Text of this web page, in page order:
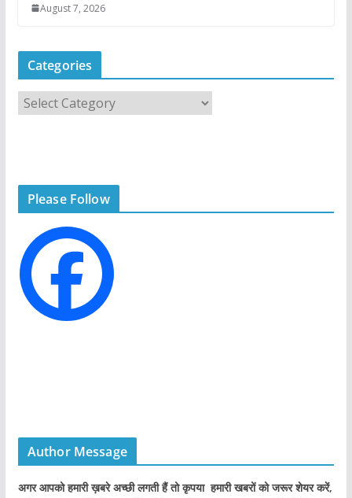
August 7, 2026
Categories
a
r
e
s
Please Follow
Author Message
अगर आपको हमारी ख़बरे अच्छी लगती हैं तो कृपया हमारी खबरों को जरूर शेयर करें,